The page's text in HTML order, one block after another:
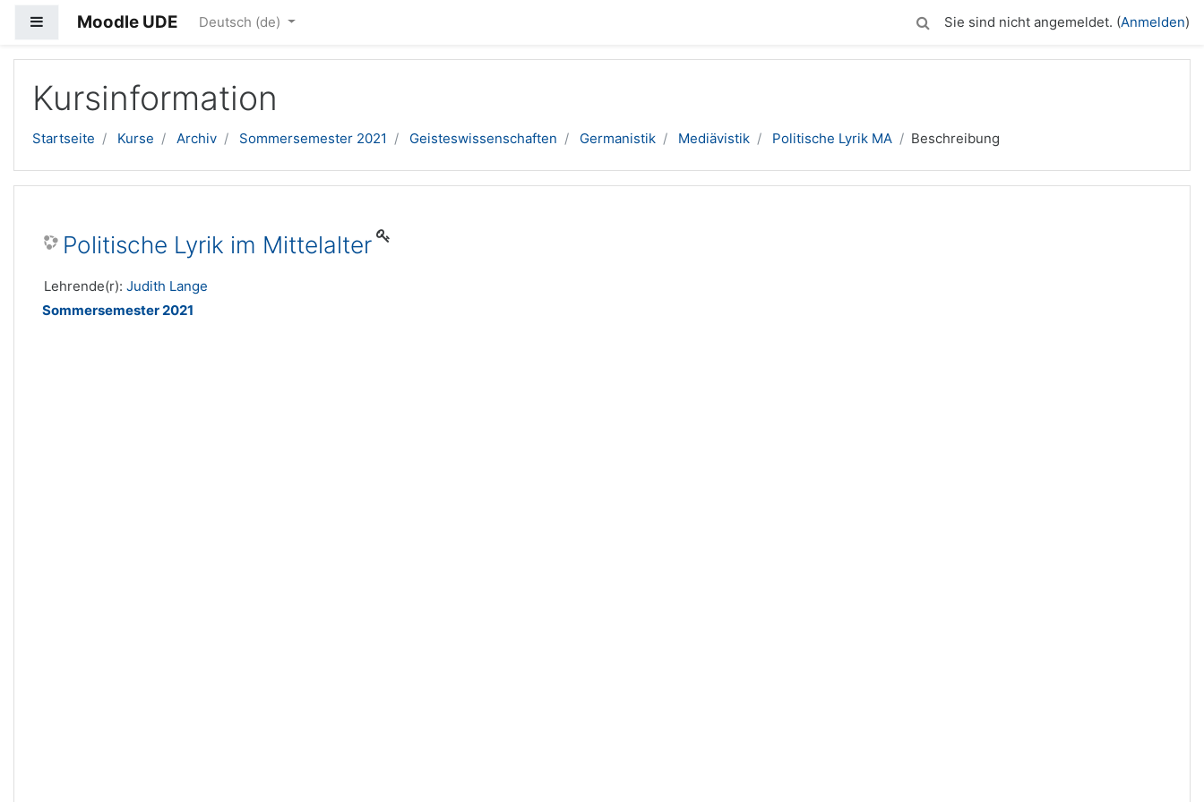
Website-Übersicht
Moodle UDE Deutsch ‎(de)‎ Sie sind nicht angemeldet. (Anmelden)
Kursinformation
Startseite Kurse Archiv Sommersemester 2021 Geisteswissenschaften Germanistik Mediävistik Politische Lyrik MA Beschreibung
Politische Lyrik im Mittelalter
Lehrende(r): Judith Lange
Sommersemester 2021